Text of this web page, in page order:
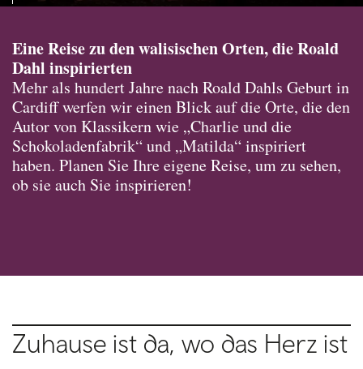
Eine Reise zu den walisischen Orten, die Roald
Dahl inspirierten
Mehr als hundert Jahre nach Roald Dahls Geburt in
Cardiff werfen wir einen Blick auf die Orte, die den
Autor von Klassikern wie „Charlie und die
Schokoladenfabrik“ und „Matilda“ inspiriert
haben. Planen Sie Ihre eigene Reise, um zu sehen,
ob sie auch Sie inspirieren!
Zuhause ist da, wo das Herz ist